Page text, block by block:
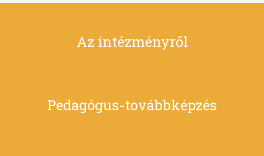
Az intézményről
Pedagógus-továbbképzés